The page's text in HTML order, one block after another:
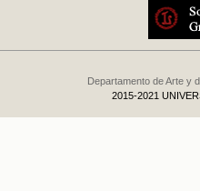
Departamento de Arte y
2015-2021